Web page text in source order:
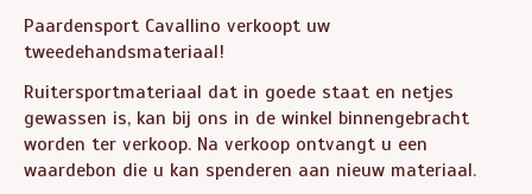
Paardensport Cavallino verkoopt uw
tweedehandsmateriaal!
Ruitersportmateriaal dat in goede staat en netjes
gewassen is, kan bij ons in de winkel binnengebracht
worden ter verkoop. Na verkoop ontvangt u een
waardebon die u kan spenderen aan nieuw materiaal.